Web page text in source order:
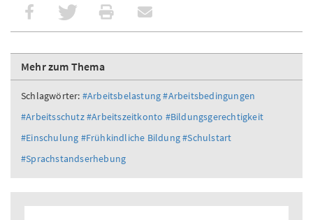
Mehr zum Thema
Schlagwörter: #Arbeitsbelastung#Arbeitsbedingungen
#Arbeitsschutz#Arbeitszeitkonto #Bildungsgerechtigkeit
#Einschulung #Frühkindliche Bildung#Schulstart
#Sprachstandserhebung